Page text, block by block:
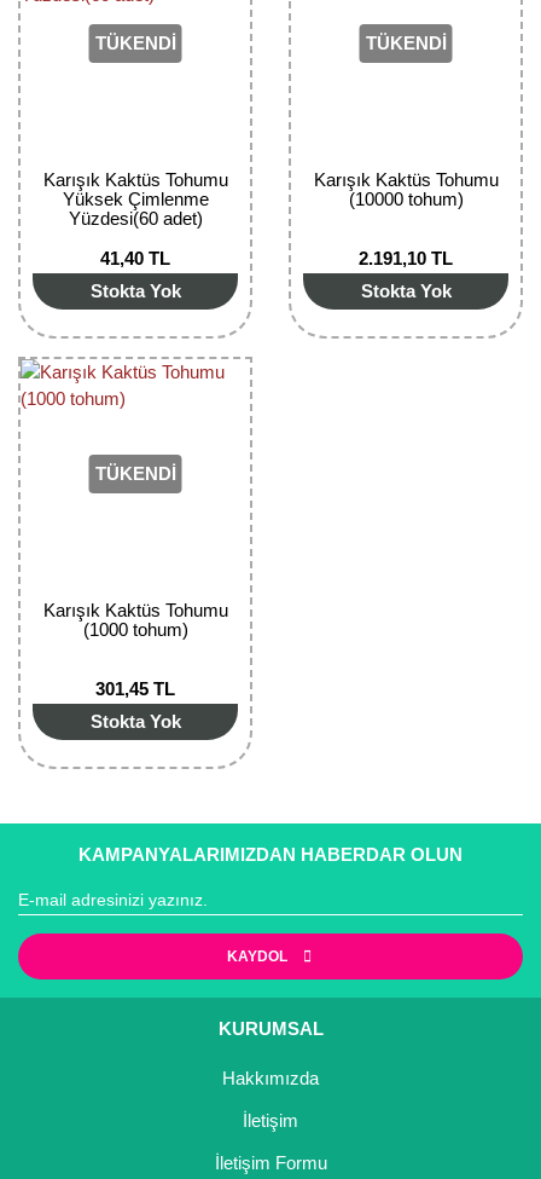
TÜKENDİ
Karışık Kaktüs Tohumu
Yüksek Çimlenme
Yüzdesi(60 adet)
41,40 TL
Stokta Yok
TÜKENDİ
Karışık Kaktüs Tohumu
(10000 tohum)
2.191,10 TL
Stokta Yok
TÜKENDİ
Karışık Kaktüs Tohumu
(1000 tohum)
301,45 TL
Stokta Yok
KAMPANYALARIMIZDAN HABERDAR OLUN
KAYDOL
KURUMSAL
Hakkımızda
İletişim
İletişim Formu